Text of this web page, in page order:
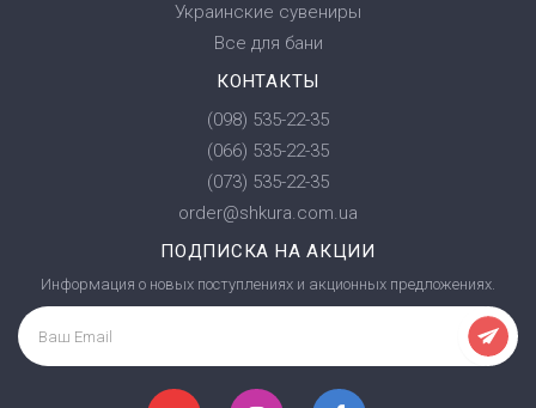
Украинские сувениры
Все для бани
КОНТАКТЫ
(098) 535-22-35
(066) 535-22-35
(073) 535-22-35
order@shkura.com.ua
ПОДПИСКА НА АКЦИИ
Информация о новых поступлениях и акционных предложениях.